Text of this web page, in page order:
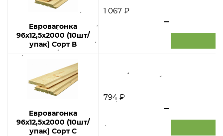
Евровагонка
96х12,5х2000 (10шт/
упак) Сорт В
1 067 ₽
Евровагонка
96х12,5х2000 (10шт/
упак) Сорт С
794 ₽